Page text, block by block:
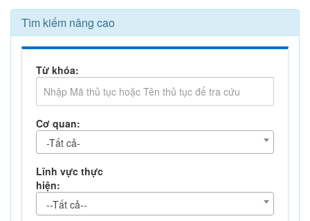
Tìm kiếm nâng cao
Từ khóa:
Cơ quan:
-Tất cả-
Lĩnh vực thực
hiện:
--Tất cả--